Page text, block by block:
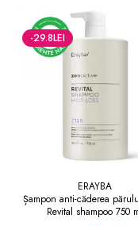
-29.8LEI
ERAYBA
Șampon anti-căderea
Revital shampoo 750